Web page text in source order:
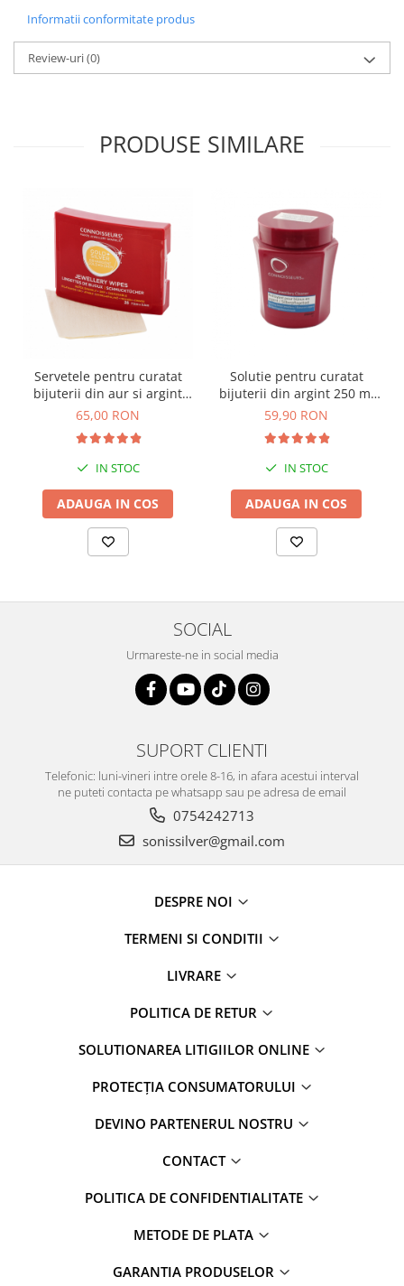
Informatii conformitate produs
Review-uri(0)
PRODUSE SIMILARE
Servetele pentru curatat
bijuterii din aur si argint
Cod:2CONN2CONN
65,00 RON
IN STOC
ADAUGA IN COS
Solutie pentru curatat
bijuterii din argint 250 ml
Cod:1CONN1CONN
59,90 RON
IN STOC
ADAUGA IN COS
SOCIAL
Urmareste-ne in social media
SUPORT CLIENTI
Telefonic: luni-vineri intre orele 8-16, in afara acestui interval
ne puteti contacta pe whatsapp sau pe adresa de email
0754242713
sonissilver@gmail.com
DESPRE NOI
TERMENI SI CONDITII
LIVRARE
POLITICA DE RETUR
SOLUTIONAREA LITIGIILOR ONLINE
PROTECȚIA CONSUMATORULUI
DEVINO PARTENERUL NOSTRU
CONTACT
POLITICA DE CONFIDENTIALITATE
METODE DE PLATA
GARANTIA PRODUSELOR